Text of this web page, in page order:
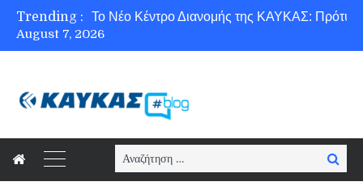
Trending :
Ασφάλεια στο Διαδίκτυο για όλους!
August 7, 2026
Search
for: